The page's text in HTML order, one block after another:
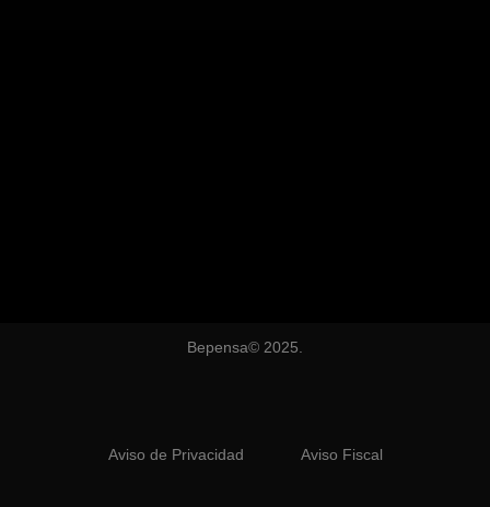
Bepensa© 2025.
Aviso de Privacidad Aviso Fiscal